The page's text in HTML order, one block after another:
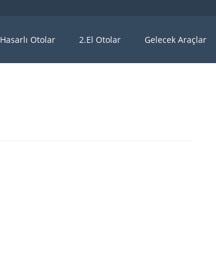
Hasarlı Otolar 2.El Otolar Gelecek Araçlar